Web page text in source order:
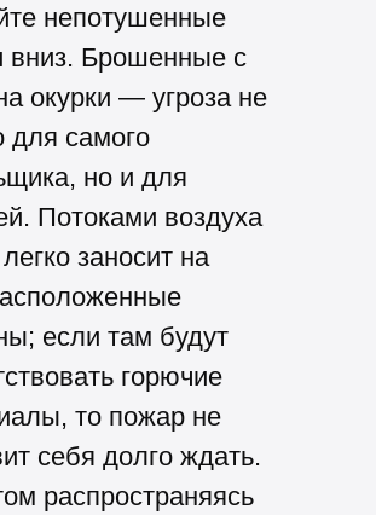
непотушенные
вниз. Брошенные с
окурки — угроза не
для самого
но и для
Потоками воздуха
заносит на
если там будут
горючие
то пожар не
себя долго ждать.
распространяясь